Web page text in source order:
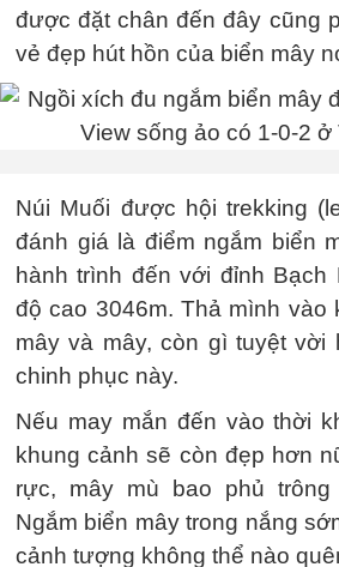
được đặt chân đến đây cũng
vẻ đẹp hút hồn của biển mây
Núi Muối được hội trekking
đánh giá là điểm ngắm biển
hành trình đến với đỉnh
độ cao 3046m. Thả mình vào
mây và mây, còn gì tuyệt vời
chinh phục này.
Nếu may mắn đến vào thời
khung cảnh sẽ còn đẹp hơn
rực, mây mù bao phủ
Ngắm biển mây trong nắng
cảnh tượng không thể nào